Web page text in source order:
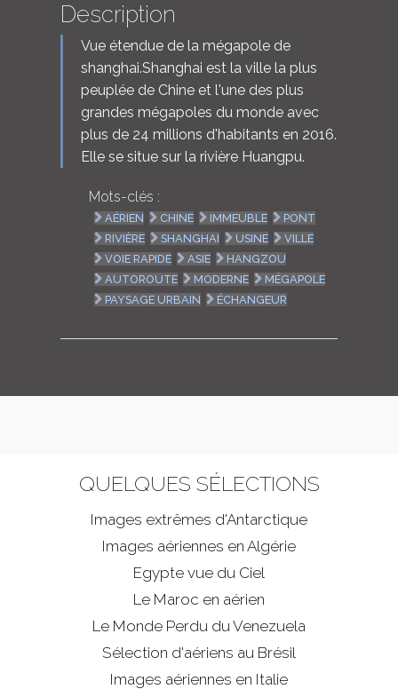
Description
Vue étendue de la mégapole de
shanghai.Shanghai est la ville la plus
peuplée de Chine et l'une des plus
grandes mégapoles du monde avec
plus de 24 millions d'habitants en 2016.
Elle se situe sur la rivière Huangpu.
Mots-clés :
AÉRIEN CHINE IMMEUBLE
PONT
RIVIÈRE
SHANGHAI USINE
VILLE
VOIE RAPIDE
ASIE
HANGZOU
AUTOROUTE
MODERNE
MÉGAPOLE
PAYSAGE URBAIN
ÉCHANGEUR
QUELQUES SÉLECTIONS
Images extrêmes d'Antarctique
Images aériennes en Algérie
Egypte vue du Ciel
Le Maroc en aérien
Le Monde Perdu du Venezuela
Sélection d'aériens au Brésil
Images aériennes en Italie